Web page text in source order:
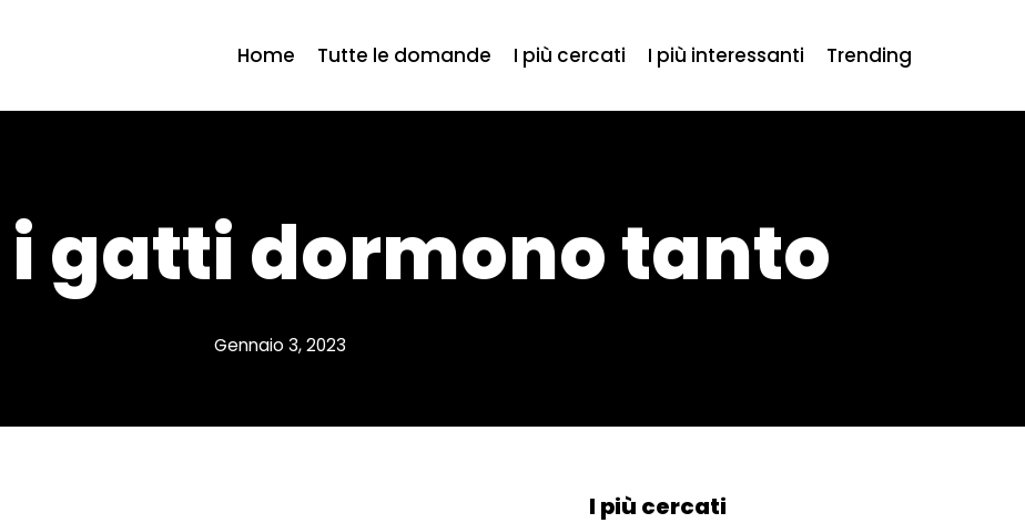
Home Tutte le domande I più cercati I più interessanti Trending
gatti dormono tanto
Gennaio 3, 2023
I più cercati